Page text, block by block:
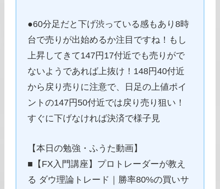
●60分足だと下げ渋っている感もあり8時
台で売りが出始めるか注目ですね！もし
上昇してきて147円17付近でも売りがで
ないようであれば上抜け！148円40付近
から戻り売りに注意で、日足の上値ポイ
ントの147円50付近では戻り売り狙い！
すぐに下げなければ決済で様子見
【本日の勉強・ふうた動画】
■【FX入門講座】プロトレーダーが教え
る ダウ理論トレード｜勝率80%の買いサ